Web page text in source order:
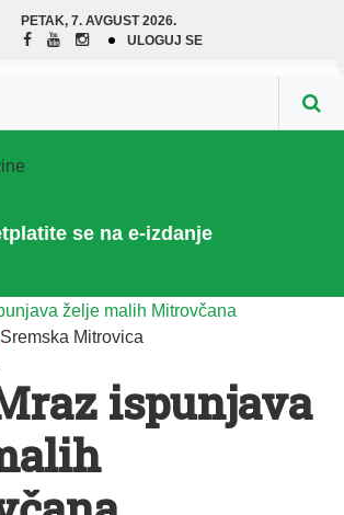
PETAK, 7. AVGUST 2026.
ULOGUJ SE
se na e-izdanje
Sremska Mitrovica
ispunjava